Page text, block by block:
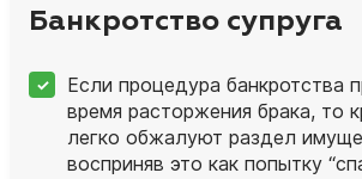
Банкротство супруга
Если процедура банкротства
время расторжения брака, то
легко обжалуют раздел
восприняв это как попытку